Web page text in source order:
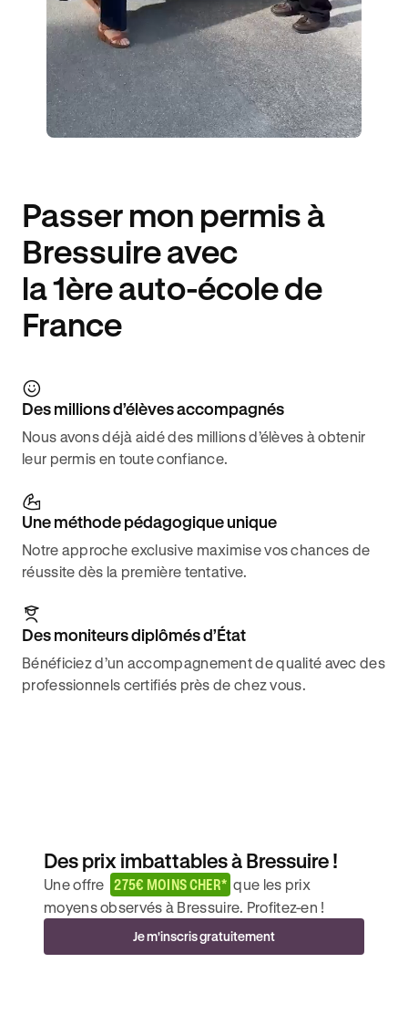
Passer mon permis à
Bressuire avec
la 1ère auto-école de
France
Des millions d’élèves accompagnés
Nous avons déjà aidé des millions d’élèves à obtenir
leur permis en toute confiance.
Une méthode pédagogique unique
Notre approche exclusive maximise vos chances de
réussite dès la première tentative.
Des moniteurs diplômés d’État
Bénéficiez d’un accompagnement de qualité avec des
professionnels certifiés près de chez vous.
Des prix imbattables à Bressuire !
Une offre 275€ MOINS CHER* que les prix
moyens observés à Bressuire. Profitez-en !
Je m'inscris gratuitement